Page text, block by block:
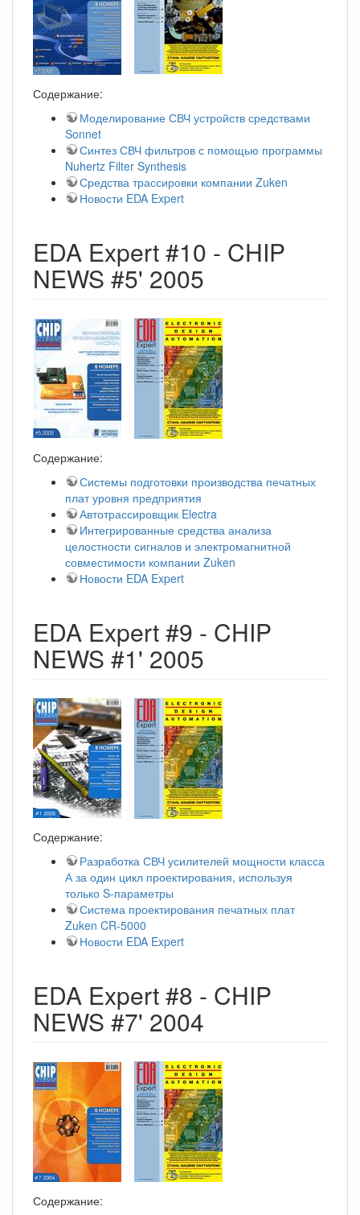
Содержание:
Моделирование СВЧ устройств средствами
Sonnet
Синтез СВЧ фильтров с помощью программы
Nuhertz Filter Synthesis
Средства трассировки компании Zuken
Новости EDA Expert
EDA Expert #10 - CHIP
NEWS #5' 2005
Содержание:
Системы подготовки производства печатных
плат уровня предприятия
Автотрассировщик Electra
Интегрированные средства анализа
целостности сигналов и электромагнитной
совместимости компании Zuken
Новости EDA Expert
EDA Expert #9 - CHIP
NEWS #1' 2005
Содержание:
Разработка СВЧ усилителей мощности класса
А за один цикл проектирования, используя
только S-параметры
Система проектирования печатных плат
Zuken CR-5000
Новости EDA Expert
EDA Expert #8 - CHIP
NEWS #7' 2004
Содержание: